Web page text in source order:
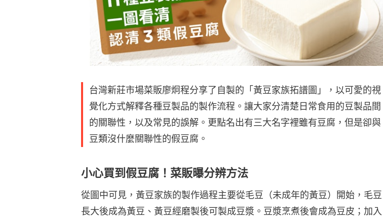
台灣新莊市場菜販廖炯程分享了自製的「黃豆家族拓譜圖」，以可愛的視
覺化方式解釋各種豆製品的製作流程。讓大家分清楚日常食用的豆製品間
的關聯性，以及常見的誤解。更點名出有三大名字裡雖有豆腐，但是卻與
豆類沒什麼關聯性的假豆腐。
小心買到假豆腐！菜販曝分辨方法
從圖中可見，黃豆家族的製作過程主要從毛豆（未成年的黃豆）開始，毛豆
長大後成為黃豆、黃豆經磨製後可製成豆漿。豆漿烹煮後會成為豆皮；加入